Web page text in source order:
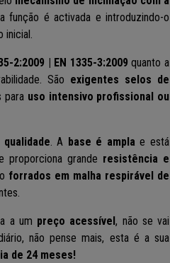
função é activada e introduzindo-o
inicial.
2:2009 | EN 1335-3:2009 quanto a
São exigentes selos de
para uso intensivo profissional ou
. A base é amplae está
proporciona grande resistência e
forrados em malha respirável de
a um preço acessível, não se vai
não pense mais, esta é a sua
de 24 meses!